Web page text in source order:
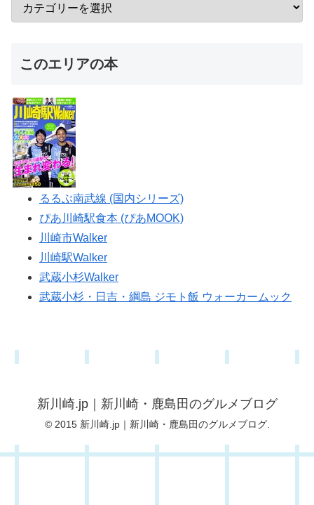
このエリアの本
るるぶ南武線 (国内シリーズ)
ぴあ川崎駅食本 (ぴあMOOK)
川崎市Walker
川崎駅Walker
武蔵小杉Walker
武蔵小杉・日吉・綱島 ジモト飯 ウォーカームック
新川崎.jp｜新川崎・鹿島田のグルメブログ
© 2015 新川崎.jp｜新川崎・鹿島田のグルメブログ.